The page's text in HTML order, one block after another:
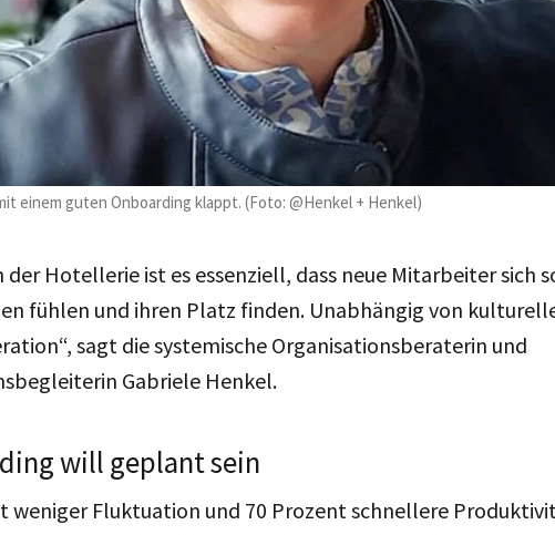
einem guten Onboarding klappt. (Foto: @Henkel + Henkel)
der Hotellerie ist es essenziell, dass neue Mitarbeiter sich
fühlen und ihren Platz finden. Unabhängig von
sagt die systemische Organisationsberaterin und
Gabriele Henkel.
will geplant sein
weniger Fluktuation und 70 Prozent schnellere